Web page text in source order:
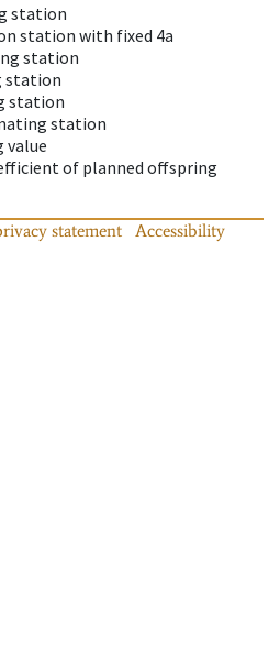
station
station with fixed 4a
station
station
station
station
value
of planned offspring
statement
Accessibility